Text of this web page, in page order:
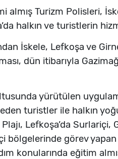
almış Turizm Polisleri,
halkın ve turistlerin
İskele, Lefkoşa ve
dün itibarıyla
yürütülen
turistler ile halkın
Lefkoşa’da Surlariçi,
bölgelerinde görev
konularında eğitim